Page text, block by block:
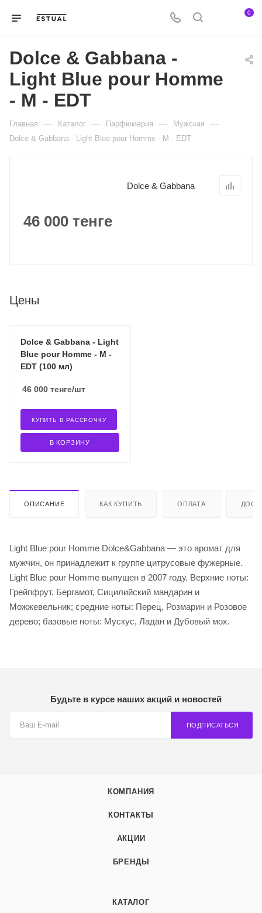
0
Dolce & Gabbana -
Light Blue pour Homme
- M - EDT
Главная — Каталог — Парфюмерия — Мужская —
Dolce & Gabbana - Light Blue pour Homme - M - EDT
Dolce & Gabbana
46 000 тенге
Цены
Dolce & Gabbana - Light
Blue pour Homme - M -
EDT (100 мл)
46 000 тенге/шт
В КОРЗИНУ
КУПИТЬ В РАССРОЧКУ
ОПИСАНИЕ КАК КУПИТЬ ОПЛАТА
Light Blue pour Homme Dolce&Gabbana — это аромат для
мужчин, он принадлежит к группе цитрусовые фужерные.
Light Blue pour Homme выпущен в 2007 году. Верхние ноты:
Грейпфрут, Бергамот, Сицилийский мандарин и
Можжевельник; средние ноты: Перец, Розмарин и Розовое
дерево; базовые ноты: Мускус, Ладан и Дубовый мох.
Будьте в курсе наших акций и новостей
ПОДПИСАТЬСЯ
КОМПАНИЯ
КОНТАКТЫ
АКЦИИ
БРЕНДЫ
КАТАЛОГ